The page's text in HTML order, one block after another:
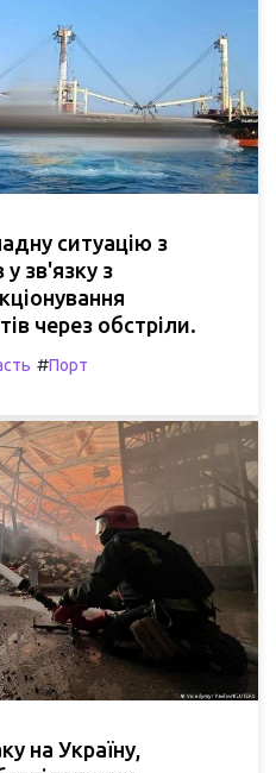
ситуацію з
у зв'язку з
через обстріли.
#Порт
на Україну,